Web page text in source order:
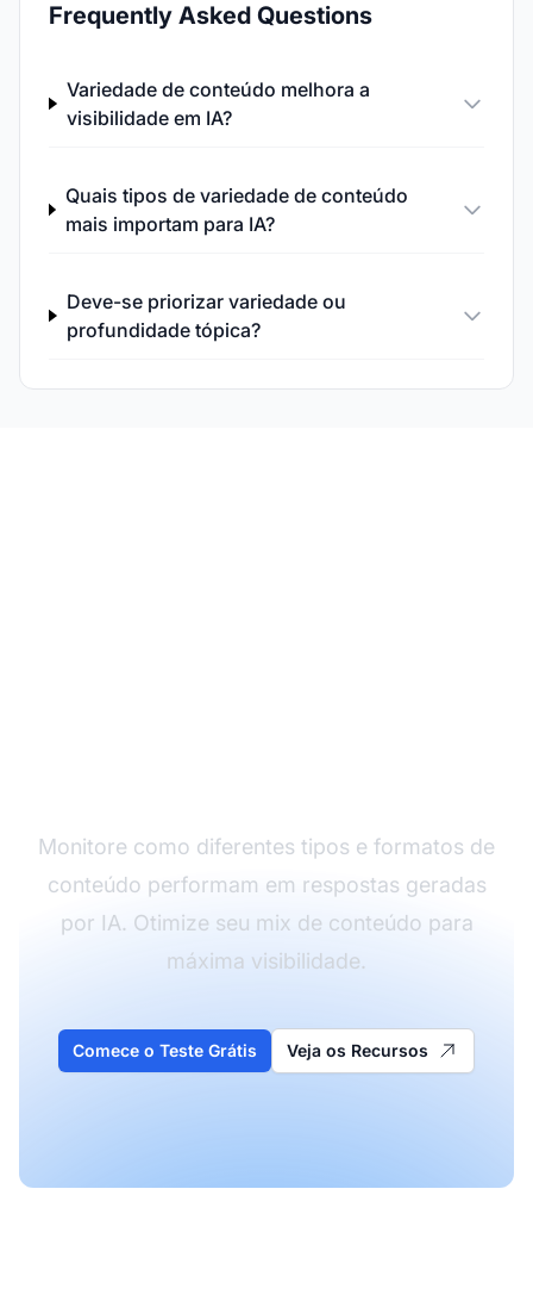
Frequently Asked Questions
Variedade de conteúdo melhora a
visibilidade em IA?
Quais tipos de variedade de conteúdo
mais importam para IA?
Deve-se priorizar variedade ou
profundidade tópica?
Monitore como diferentes tipos e formatos de
conteúdo performam em respostas geradas
por IA. Otimize seu mix de conteúdo para
máxima visibilidade.
Comece o Teste Grátis Veja os Recursos